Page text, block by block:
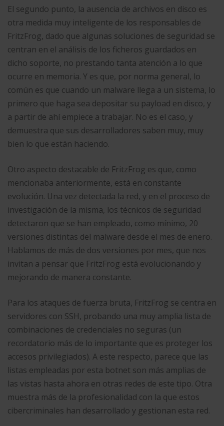
El segundo punto, la ausencia de archivos en disco es
otra medida muy inteligente de los responsables de
FritzFrog, dado que algunas soluciones de seguridad se
centran en el análisis de los ficheros guardados en
dicho soporte, no prestando tanta atención a lo que
ocurre en memoria. Y es que, por norma general, lo
común es que cuando un malware llega a un sistema, lo
primero que haga sea depositar su payload en disco, y
a partir de ahí empiece a trabajar. No es el caso, y
demuestra que sus desarrolladores saben muy, muy
bien lo que están haciendo.
Otro aspecto destacable de FritzFrog es que, como
mencionaba anteriormente, está en constante
evolución. Una vez detectada la red, y en el proceso de
investigación de la misma, los técnicos de seguridad
detectaron que se han empleado, como mínimo, 20
versiones distintas del malware desde el mes de enero.
Hablamos de más de dos versiones por mes, que nos
invitan a pensar que FritzFrog está evolucionando y
mejorando de manera constante.
Para los ataques de fuerza bruta, FritzFrog se centra en
servidores con SSH, probando una muy amplia lista de
combinaciones de credenciales no seguras (un
recordatorio más de lo importante que es proteger los
accesos privilegiados). A este respecto, parece que las
listas empleadas por esta botnet son más amplias de
las vistas hasta ahora en otras redes de este tipo. Otra
muestra más de la profesionalidad con la que estos
cibercriminales han desarrollado y gestionan esta red.